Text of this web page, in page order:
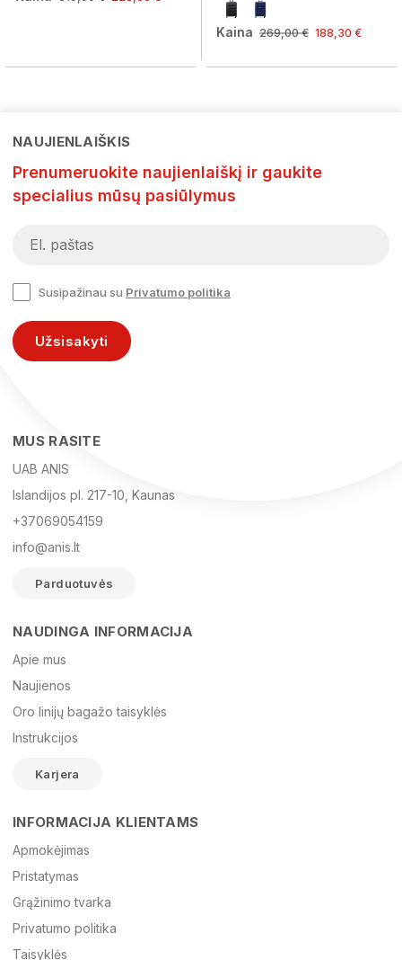
Kaina 269,00 € 188,30 €
El. paštas
Žinutė
NAUJIENLAIŠKIS
Prenumeruokite naujienlaiškį ir gaukite
specialius mūsų pasiūlymus
Susipažinau su Privatumo politika
Užsisakyti
MUS RASITE
UAB ANIS
Islandijos pl. 217-10, Kaunas
+37069054159
info@anis.lt
Parduotuvės
NAUDINGA INFORMACIJA
Apie mus
Naujienos
Oro linijų bagažo taisyklės
Instrukcijos
Karjera
INFORMACIJA KLIENTAMS
Apmokėjimas
Pristatymas
Grąžinimo tvarka
Privatumo politika
Taisyklės